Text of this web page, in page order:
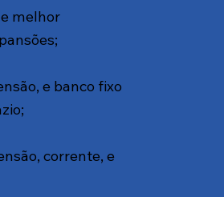
melhor
e banco fixo
corrente, e